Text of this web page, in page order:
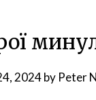
2024by Peter